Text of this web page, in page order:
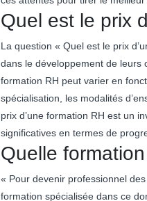
Quel est le prix
La question « Quel est le prix
dans le développement de leurs
formation RH peut varier en
spécialisation, les modalités
prix d’une formation RH est un
significatives en termes de
Quelle
« Pour devenir professionnel
formation spécialisée dans ce